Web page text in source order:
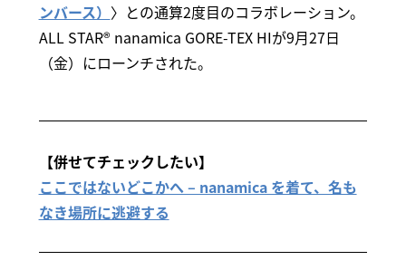
ンバース） 〉との通算2度目のコラボレーション。
ALL STAR® nanamica GORE-TEX HIが9月27日
（金）にローンチされた。
【併せてチェックしたい】
ここではないどこかへ – nanamica を着て、名も
なき場所に逃避する